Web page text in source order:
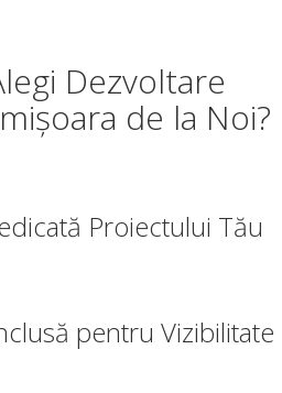
Dezvoltare
de la Noi?
Proiectului Tău
pentru Vizibilitate